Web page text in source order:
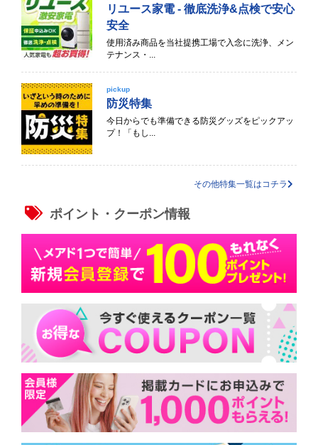
リユース家電 - 徹底洗浄&点検で安心
安全
使用済み商品を当社提携工場で入念に洗浄、メン
テナンス・...
pickup
防災特集
今日からでも準備できる防災グッズをピックアッ
プ！「もし...
その他特集一覧はコチラ
ポイント・クーポン情報